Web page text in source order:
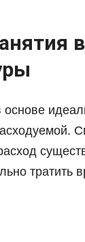
основе
тратить